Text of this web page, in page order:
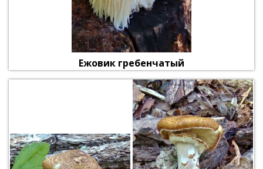
Ежовик гребенчатый